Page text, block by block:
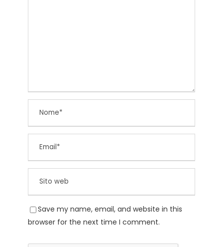
Save my name, email, and website in this
browser for the next time I comment.